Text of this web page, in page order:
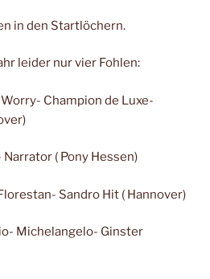
in den Startlöchern.
leider nur vier Fohlen:
Champion de Luxe-
( Pony Hessen)
Sandro Hit ( Hannover)
Michelangelo- Ginster